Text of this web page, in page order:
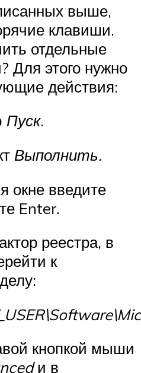
выше,
клавиши.
отдельные
Для этого нужно
действия:
Пуск.
Выполнить.
окне введите
Enter.
реестра, в
к
кнопкой мыши
и в